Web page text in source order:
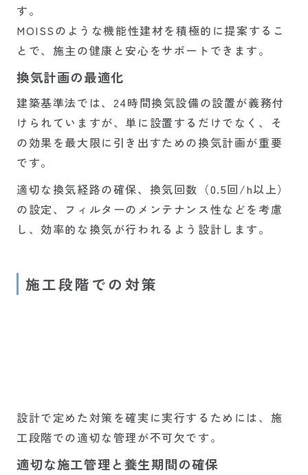
す。
MOISSのような機能性建材を積極的に提案するこ
とで、施主の健康と安心をサポートできます。
換気計画の最適化
建築基準法では、24時間換気設備の設置が義務付
けられていますが、単に設置するだけでなく、そ
の効果を最大限に引き出すための換気計画が重要
です。
適切な換気経路の確保、換気回数（0.5回/h以上）
の設定、フィルターのメンテナンス性などを考慮
し、効率的な換気が行われるよう設計します。
施工段階での対策
設計で定めた対策を確実に実行するためには、施
工段階での適切な管理が不可欠です。
適切な施工管理と養生期間の確保